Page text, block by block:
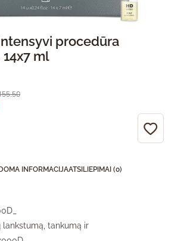
procedūra
ml
INFORMACIJAATSILIEPIMAI (0)
lankstumą, tankumą ir